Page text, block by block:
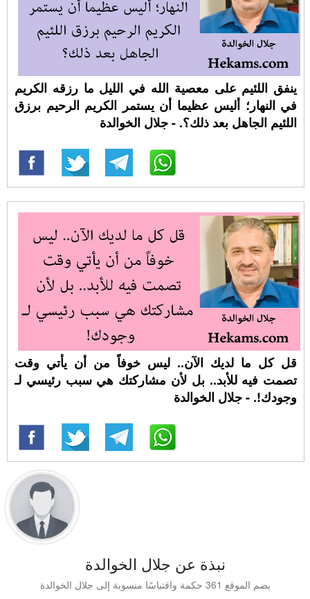
ينفق اللئيم على معصية الله في الليل ما رزقه الكريم
في النهار؛ أليس عظيما أن يستمر الكريم الرحيم برزق
اللئيم الجاهل بعد ذلك؟. - جلال الخوالدة
قل كل ما لديك الآن.. ليس خوفاً من أن يأتي وقت
تصمت فيه للأبد.. بل لأن مشاركتك هي سبب رئيسي لـ
وجودك!. - جلال الخوالدة
نبذة عن جلال الخوالدة
يضم الموقع 361 حكمة واقتباسًا منسوبة إلى جلال الخوالدة